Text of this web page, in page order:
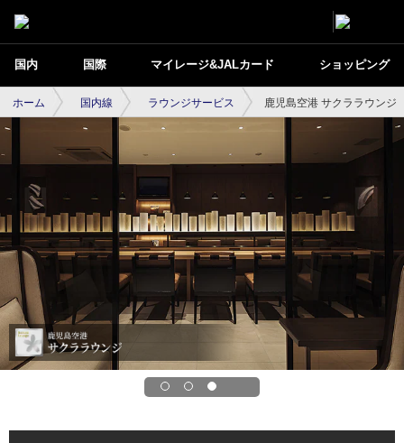
国内 国際 マイレージ&JALカード ショッピング
ホーム 国内線 ラウンジサービス 鹿児島空港 サクララウンジ